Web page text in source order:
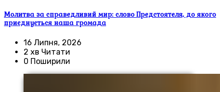
Молитва за справедливий мир: слово Предстоятеля, до якого
приєднується наша громада
16 Липня, 2026
2 хв Читати
0 Поширили